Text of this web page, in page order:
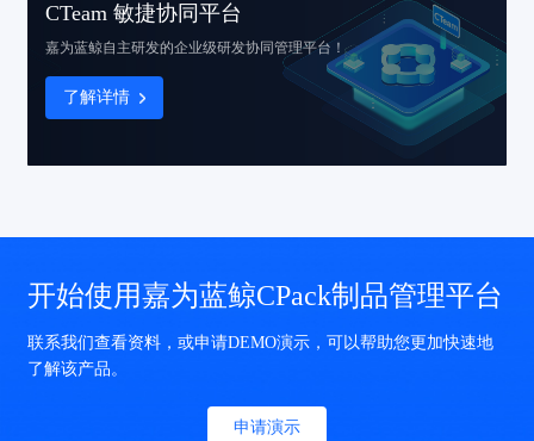
CTeam 敏捷协同平台
嘉为蓝鲸自主研发的企业级研发协同管理平台！
了解详情
开始使用嘉为蓝鲸CPack制品管理平台
联系我们查看资料，或申请DEMO演示，可以帮助您更加快速地
了解该产品。
申请演示